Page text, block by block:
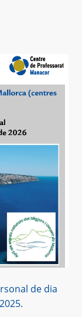
de dia